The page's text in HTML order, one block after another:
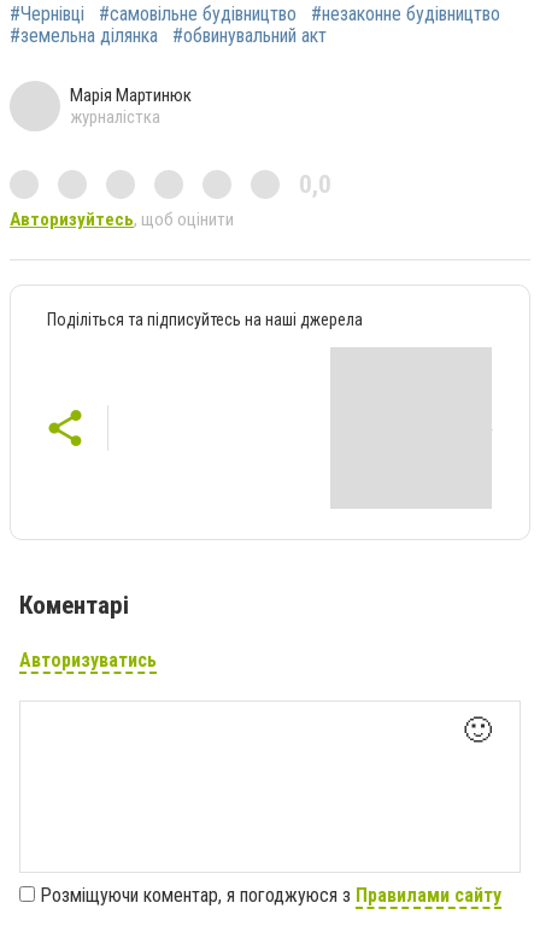
#Чернівці #самовільне будівництво
#незаконне будівництво
#земельна ділянка
#обвинувальний акт
Марія Мартинюк
журналістка
0,0
Авторизуйтесь, щоб оцінити
Поділіться та підписуйтесь на наші джерела
Коментарі
Авторизуватись
🙂
Розміщуючи коментар, я погоджуюся з Правилами сайту